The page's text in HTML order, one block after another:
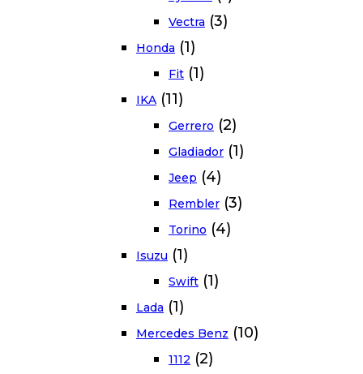
Vectra (3)
Honda (1)
Fit (1)
IKA (11)
Gerrero (2)
Gladiador (1)
Jeep (4)
Rembler (3)
Torino (4)
Isuzu (1)
Swift (1)
Lada (1)
Mercedes Benz (10)
1112 (2)